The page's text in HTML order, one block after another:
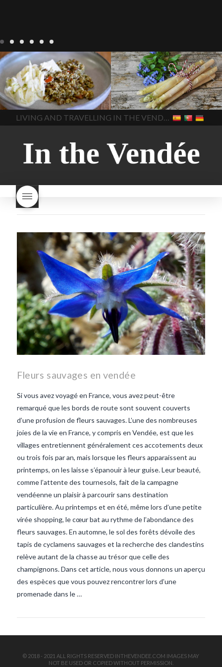
Notre cuisine
agriculture-
vendee comment cuisiner
les lentilles vertes cuisine-
vendue cuisiner en France
cuisiner-avec-des-
ingrédients-vendus
cultures-vendues-lentilles la
cuisine au printemps la
cuisine avec les lentilles la
en vacances
lentilles vertes
lentilles vertes et boulgour
lentilles vertes-vendues les
grossir les lentilles vertes
sont-elles bonnes pour la
santé les lentilles vertes
sont-elles bonnes pour vous
repas d'été repas de
printemps salade d'endives
salade de lentilles vertes
taboulé et lentilles
In The Vendee
Notre cuisine asperges
asperges-a-la-flamande
asperges-blanches
asperges-pour-le-petit-
déjeuner asperges-
saisonnières asperges-
sauce-crème asperges-
soup carbonara-
végétarienne cuisine
saisonnière
cuisine-locale
cuisine-maison européenne
cuisine-maison-france
In The Vendee
Fleurs sauvages en vendée
Si vous avez voyagé en France, vous avez peut-être
remarqué que les bords de route sont souvent couverts
d’une profusion de fleurs sauvages. L’une des nombreuses
joies de la vie en France, y compris en Vendée, est que les
villages entretiennent généralement ces accotements deux
ou trois fois par an, mais lorsque les fleurs apparaissent au
printemps, on les laisse s’épanouir à leur guise. Leur beauté,
comme l’attente des tournesols, fait de la campagne
vendéenne un plaisir à parcourir sans destination
particulière. Au printemps et en été, même lors d’une petite
virée shopping, le cœur bat au rythme de l’abondance des
fleurs sauvages. En automne, le sol des forêts dévoile des
tapis de cyclamens sauvages et la recherche des clandestins
relève autant de la chasse au trésor que celle des
champignons. Dans cet article, nous vous donnons un aperçu
des espèces que vous pouvez rencontrer lors d’une
promenade dans le …
© 2018 - 2021 ALL RIGHTS RESERVED INTHEVENDEE.COM IMAGES MAY
NOT BE USED OR COPIED WITHOUT PERMISSION.